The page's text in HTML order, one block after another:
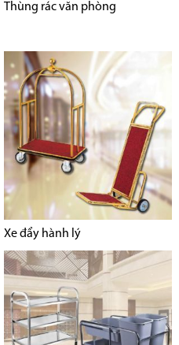
Thùng rác văn phòng
Xe đẩy hành lý